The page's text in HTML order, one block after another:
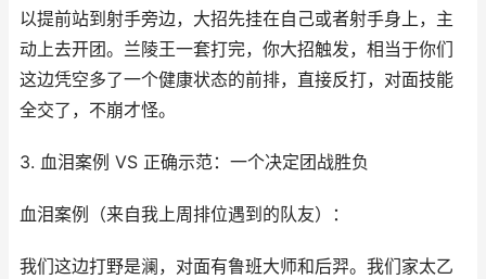
以提前站到射手旁边，大招先挂在自己或者射手身上，主
动上去开团。兰陵王一套打完，你大招触发，相当于你们
这边凭空多了一个健康状态的前排，直接反打，对面技能
全交了，不崩才怪。
3. 血泪案例 VS 正确示范：一个决定团战胜负
血泪案例（来自我上周排位遇到的队友）：
我们这边打野是澜，对面有鲁班大师和后羿。我们家太乙